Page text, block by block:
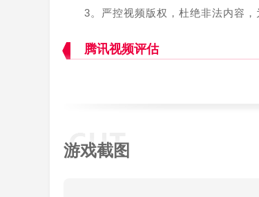
3。严控视频版权，杜绝非法内容
腾讯视频评估
技术、服务、内容等方面更新频繁，获
软件体验:8.2
游戏截图